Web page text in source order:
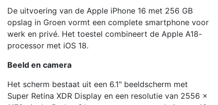
De uitvoering van de Apple iPhone 16 met 256 GB
opslag in Groen vormt een complete smartphone voor
werk en privé. Het toestel combineert de Apple A18-
processor met iOS 18.
Beeld en camera
Het scherm bestaat uit een 6.1" beeldscherm met
Super Retina XDR Display en een resolutie van 2556 x